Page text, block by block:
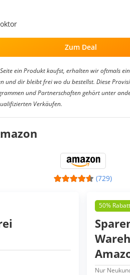
Zum Deal
ein Produkt kaufst, erhalten wir oftmals
und dir bleibt frei wo du bestellst. Diese
und Partnerschaften gehört unter
Verkäufen.
(729)
50% Rabatt
Nur